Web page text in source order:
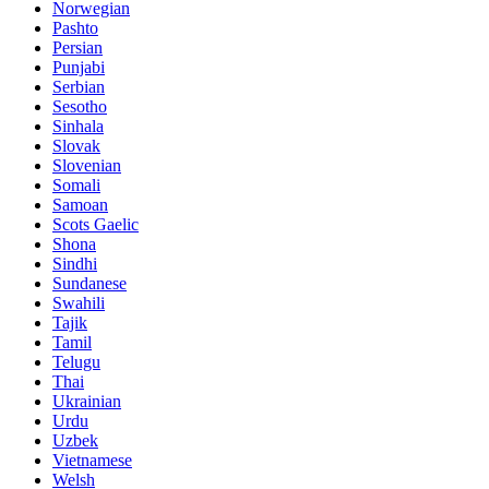
Norwegian
Pashto
Persian
Punjabi
Serbian
Sesotho
Sinhala
Slovak
Slovenian
Somali
Samoan
Scots Gaelic
Shona
Sindhi
Sundanese
Swahili
Tajik
Tamil
Telugu
Thai
Ukrainian
Urdu
Uzbek
Vietnamese
Welsh